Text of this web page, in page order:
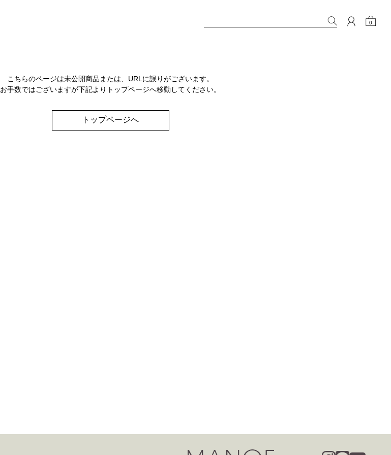
0
こちらのページは未公開商品または、URLに誤りがございます。
お手数ではございますが下記よりトップページへ移動してください。
トップページへ